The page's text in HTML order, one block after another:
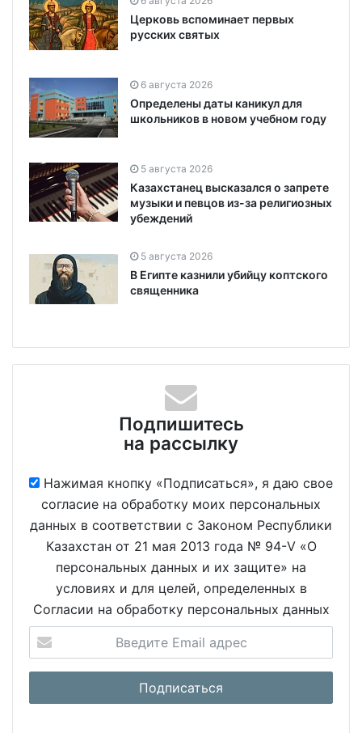
Церковь вспоминает первых
русских святых
6 августа 2026
Определены даты каникул для
школьников в новом учебном году
5 августа 2026
Казахстанец высказался о запрете
музыки и певцов из-за религиозных
убеждений
5 августа 2026
В Египте казнили убийцу коптского
священника
Подпишитесь
на рассылку
Нажимая кнопку «Подписаться», я даю свое
согласие на обработку моих персональных
данных в соответствии с Законом Республики
Казахстан от 21 мая 2013 года № 94-V «О
персональных данных и их защите» на
условиях и для целей, определенных в
Согласии на обработку персональных данных